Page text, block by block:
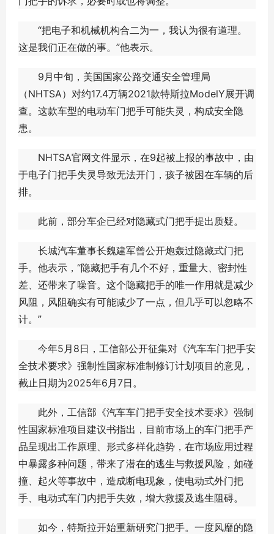
“把电子和机械机构合二为一，我认为很有道理。
这是我们正在做的事。”他表示。
9月中旬，美国国家公路交通安全管理局
（NHTSA）对约17.4万辆2021款特斯拉ModelY展开调
查。这款车型的电动车门把手可能失灵，构成安全隐
患。
NHTSA官网文件显示，在9起被上报的事故中，由
于电子门把手失灵导致无法开门，孩子被困在车辆的后
排。
此前，部分车企已经对隐藏式门把手提出质疑。
长城汽车董事长魏建军曾公开炮轰过隐藏式门把
手。他表示，“隐藏把手有几个不好，重量大、密封性
差、还带来了噪音。这个隐藏把手的唯一作用就是减少
风阻，风阻确实有可能减少了一点，但几乎可以忽略不
计。”
今年5月8日，工信部公开征集对《汽车车门把手安
全技术要求》强制性国家标准制修订计划项目的意见，
截止日期为2025年6月7日。
此外，工信部《汽车车门把手安全技术要求》强制
性国家标准项目建议书指出，目前市场上的车门把手产
品呈现出工作原理、形式多样化趋势，在市场应用过程
中暴露多种问题，带来了潜在的逃生与救援风险，如碰
撞、起火等事故中，造成断电现象，使电动式外门把
手、电动式车门内把手失效，增大救援及逃生阻碍。
如今，特斯拉开始重新研究门把手。一度风靡的隐